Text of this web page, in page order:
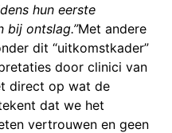
hun eerste
bij ontslag.”Met andere
dit “uitkomstkader”
door clinici van
direct op wat de
dat we het
vertrouwen en geen